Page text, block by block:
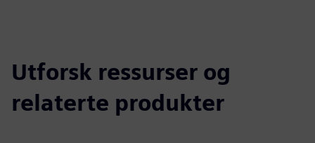
Utforsk ressurser og
relaterte produkter